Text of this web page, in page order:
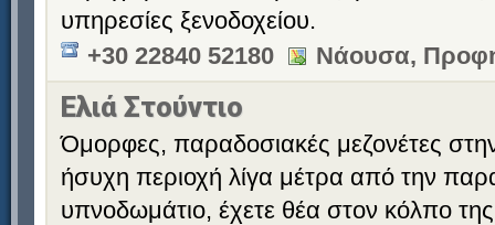
υπηρεσίες ξενοδοχείου.
+30 22840 52180
Νάουσα,
Ελιά Στούντιο
Όμορφες, παραδοσιακές μεζονέτες
ήσυχη περιοχή λίγα μέτρα από την
υπνοδωμάτιο, έχετε θέα στον κόλπο της